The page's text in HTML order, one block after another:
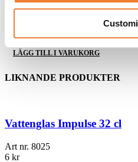
Vattenglas blått 26 cl
kr
LÄGG TILL I VARUKORG
LIKNANDE PRODUKTER
Vattenglas Impulse 32 cl
Art nr. 8025
6 kr